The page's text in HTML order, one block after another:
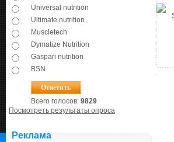
Universal nutrition
Ultimate nutrition
Muscletech
Dymatize Nutrition
Gaspari nutrition
BSN
Всего голосов: 9829
Посмотреть результаты опроса
Реклама